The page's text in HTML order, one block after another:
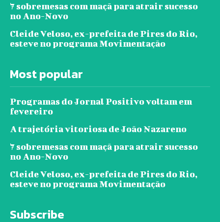
7 sobremesas com maçã para atrair sucesso
no Ano-Novo
Cleide Veloso, ex-prefeita de Pires do Rio,
esteve no programa Movimentação
Most popular
Programas do Jornal Positivo voltam em
fevereiro
A trajetória vitoriosa de João Nazareno
7 sobremesas com maçã para atrair sucesso
no Ano-Novo
Cleide Veloso, ex-prefeita de Pires do Rio,
esteve no programa Movimentação
Subscribe